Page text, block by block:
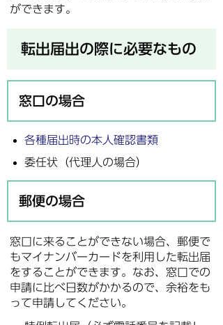
ができます。
転出届出の際に必要なもの
窓口の場合
各種届出時の本人確認書類
委任状（代理人の場合）
郵便の場合
窓口に来ることができない場合、郵便で
もマイナンバーカードを利用した転出届
をすることができます。なお、窓口での
申請に比べ日数がかかるので、余裕をも
って申請してください。